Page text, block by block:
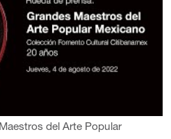
del Arte Popular